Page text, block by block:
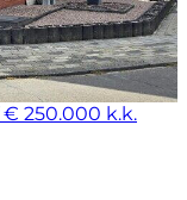
€ 250.000 k.k.